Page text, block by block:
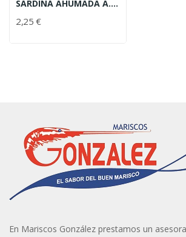
SARDINA AHUMADA A. OLIVA ARTEIÑAK 90 GR
2,25 €
En Mariscos González prestamos un